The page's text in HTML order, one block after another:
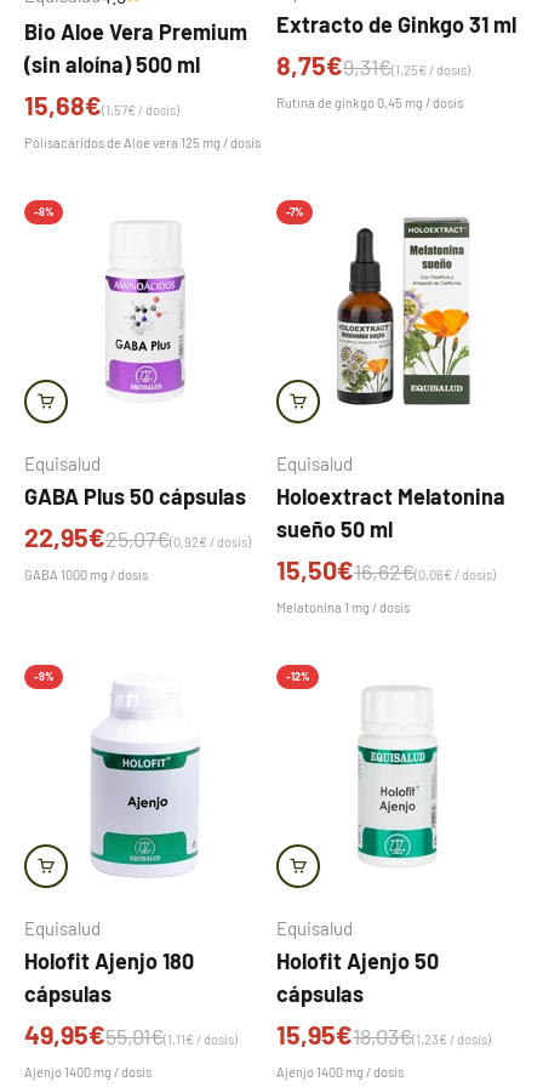
Bio Aloe Vera Premium
(sin aloína) 500 ml
Precio de oferta
15,68€(1,57€ / dosis)
Polisacáridos de Aloe vera 125 mg / dosis
Extracto de Ginkgo 31 ml
Precio de oferta
8,75€Precio normal
9,31€(1,25€ / dosis)
Rutina de ginkgo 0,45 mg / dosis
-8%
Equisalud
GABA Plus 50 cápsulas
Precio de oferta
22,95€Precio normal
25,07€(0,92€ / dosis)
GABA 1000 mg / dosis
-7%
Equisalud
Holoextract Melatonina
sueño 50 ml
Precio de oferta
15,50€Precio normal
16,62€(0,06€ / dosis)
Melatonina 1 mg / dosis
-9%
Equisalud
Holofit Ajenjo 180
cápsulas
Precio de oferta
49,95€Precio normal
55,01€(1,11€ / dosis)
Ajenjo 1400 mg / dosis
-12%
Equisalud
Holofit Ajenjo 50
cápsulas
Precio de oferta
15,95€Precio normal
18,03€(1,23€ / dosis)
Ajenjo 1400 mg / dosis